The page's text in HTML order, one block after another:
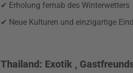
✔ Erholung fernab des Winterwetters
✔ Neue Kulturen und einzigartige
Thailand: Exotik ,